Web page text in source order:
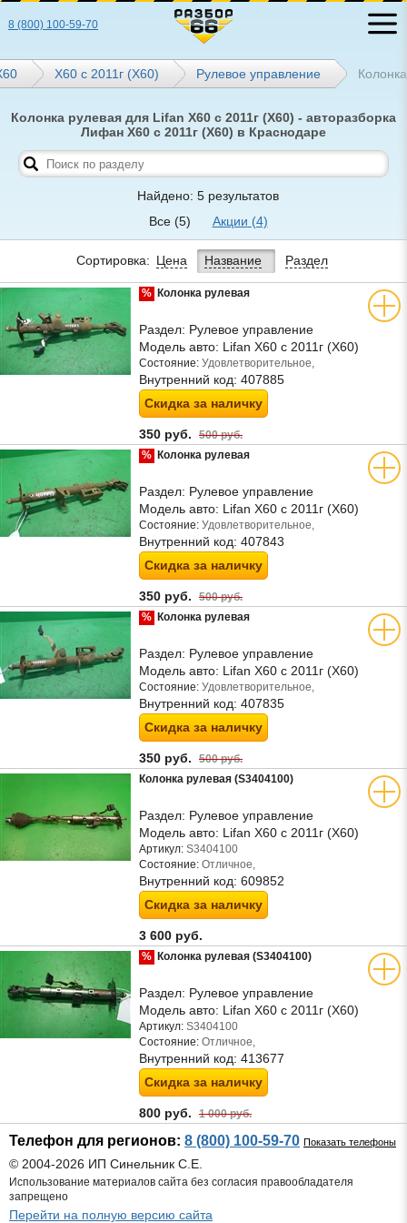
8 (800) 100-59-70
X60 с 2011г (Х60) Рулевое управление
Колонка рулевая для Lifan X60 с 2011г (Х60) - авторазборка
Лифан X60 с 2011г (Х60) в Краснодаре
Найдено: 5 результатов
Все (5) Акции (4)
Сортировка: Цена Название Раздел
% Колонка рулевая
Раздел: Рулевое управление
Модель авто: Lifan X60 с 2011г (Х60)
Состояние: Удовлетворительное,
Внутренний код: 407885
Скидка за наличку
350 руб. 500 руб.
% Колонка рулевая
Раздел: Рулевое управление
Модель авто: Lifan X60 с 2011г (Х60)
Состояние: Удовлетворительное,
Внутренний код: 407843
Скидка за наличку
350 руб. 500 руб.
% Колонка рулевая
Раздел: Рулевое управление
Модель авто: Lifan X60 с 2011г (Х60)
Состояние: Удовлетворительное,
Внутренний код: 407835
Скидка за наличку
350 руб. 500 руб.
Колонка рулевая (S3404100)
Раздел: Рулевое управление
Модель авто: Lifan X60 с 2011г (Х60)
Артикул: S3404100
Состояние: Отличное,
Внутренний код: 609852
Скидка за наличку
3 600 руб.
% Колонка рулевая (S3404100)
Раздел: Рулевое управление
Модель авто: Lifan X60 с 2011г (Х60)
Артикул: S3404100
Состояние: Отличное,
Внутренний код: 413677
Скидка за наличку
800 руб. 1 000 руб.
Телефон для регионов: 8 (800) 100-59-70 Показать телефоны
© 2004-2026 ИП Синельник С.Е.
Использование материалов сайта без согласия правообладателя
запрещено
Перейти на полную версию сайта